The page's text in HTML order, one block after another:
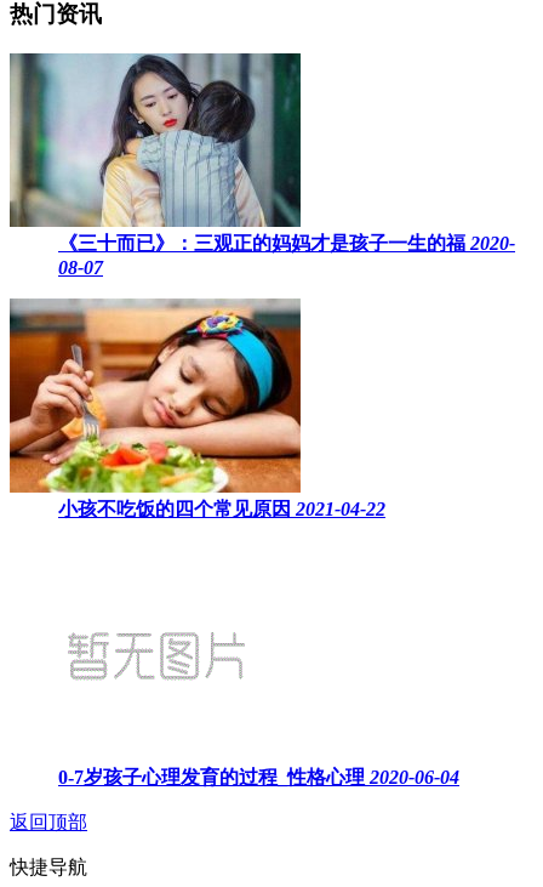
热门资讯
《三十而已》：三观正的妈妈才是孩子一生的福 2020-
08-07
小孩不吃饭的四个常见原因 2021-04-22
0-7岁孩子心理发育的过程_性格心理 2020-06-04
返回顶部
快捷导航